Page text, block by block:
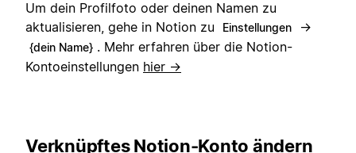
Um dein Profilfoto oder deinen Namen zu
aktualisieren, gehe in Notion zu
Einstellungen →
{dein Name} . Mehr erfahren über die Notion-
Kontoeinstellungen hier →
Verknüpftes Notion-Konto ändern